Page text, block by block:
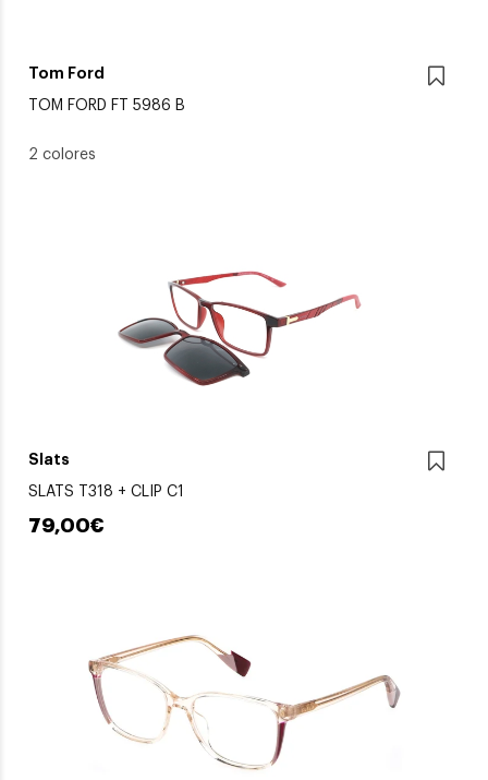
Tom Ford
TOM FORD FT 5986 B
2 colores
Slats
SLATS T318 + CLIP C1
79,00€